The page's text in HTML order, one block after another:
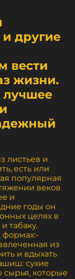
другие
вести
жизни.
лучшее
листьев и
есть или
популярная
веков
и
годы он
целях в
табаку.
формах:-
из
и вдыхать
сухие
сырья, которые